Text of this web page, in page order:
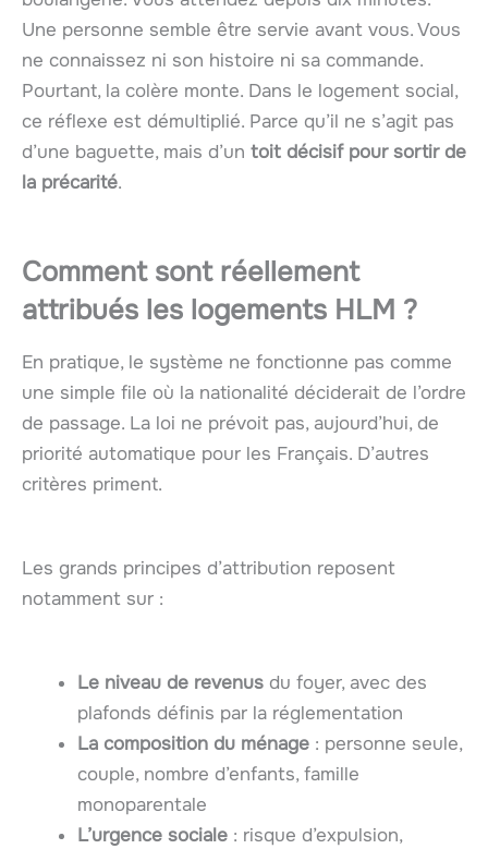
Une personne semble être servie avant vous. Vous
ne connaissez ni son histoire ni sa commande.
Pourtant, la colère monte. Dans le logement social,
ce réflexe est démultiplié. Parce qu’il ne s’agit pas
d’une baguette, mais d’un toit décisif pour sortir de
la précarité.
Comment sont réellement
attribués les logements HLM ?
En pratique, le système ne fonctionne pas comme
une simple file où la nationalité déciderait de l’ordre
de passage. La loi ne prévoit pas, aujourd’hui, de
priorité automatique pour les Français. D’autres
critères priment.
Les grands principes d’attribution reposent
notamment sur :
Le niveau de revenus du foyer, avec des
plafonds définis par la réglementation
La composition du ménage : personne seule,
couple, nombre d’enfants, famille
monoparentale
L’urgence sociale : risque d’expulsion,